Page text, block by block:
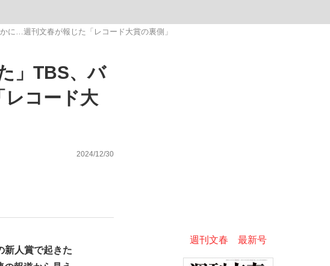
いされているのが悲しい」『北の国から』倉本聰氏（91...
に…週刊文春が報じた「レコード大賞の裏側」
」TBS、バ
コード大
2024/12/30
新人賞で起きた
週刊文春 最新号